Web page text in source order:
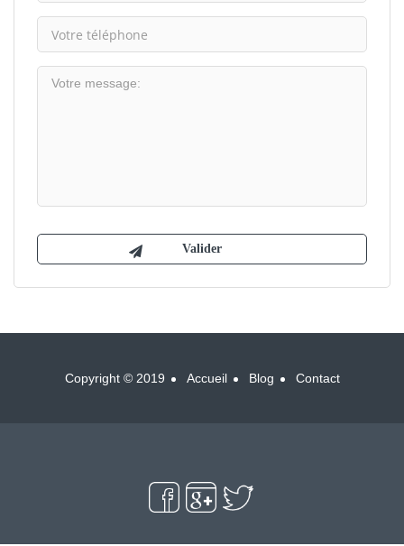
Copyright © 2019 Accueil Blog Contact